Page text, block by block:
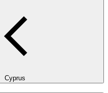
Cyprus